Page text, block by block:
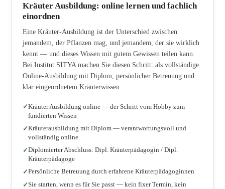
Kräuter Ausbildung: online lernen und fachlich
einordnen
Eine Kräuter-Ausbildung ist der Unterschied zwischen
jemandem, der Pflanzen mag, und jemandem, der sie wirklich
kennt — und dieses Wissen mit gutem Gewissen teilen kann.
Bei Institut SITYA machen Sie diesen Schritt: als vollständige
Online-Ausbildung mit Diplom, persönlicher Betreuung und
klar eingeordnetem Kräuterwissen.
Kräuter Ausbildung online — der Schritt vom Hobby zum
fundierten Wissen
Kräuterausbildung mit Diplom — verantwortungsvoll und
vollständig online
Diplomierter Abschluss: Dipl. Kräuterpädagogin / Dipl.
Kräuterpädagoge
Persönliche Betreuung durch erfahrene Kräuterpädagoginnen
Sie starten, wenn es für Sie passt — kein fixer Termin, kein